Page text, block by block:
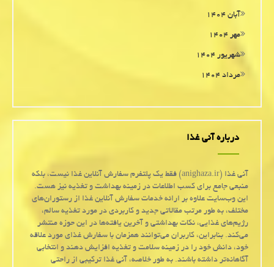
آبان ۱۴۰۴
مهر ۱۴۰۴
شهریور ۱۴۰۴
مرداد ۱۴۰۴
درباره آنی غذا
آنی غذا (anighaza.ir) فقط یک پلتفرم سفارش آنلاین غذا نیست، بلکه
منبعی جامع برای کسب اطلاعات در زمینه بهداشت و تغذیه نیز هست.
این وب‌سایت علاوه بر ارائه خدمات سفارش آنلاین غذا از رستوران‌های
مختلف، به طور مرتب مقالاتی جدید و کاربردی در مورد تغذیه سالم،
رژیم‌های غذایی، نکات بهداشتی و آخرین یافته‌ها در این حوزه منتشر
می‌کند. بنابراین، کاربران می‌توانند همزمان با سفارش غذای مورد علاقه
خود، دانش خود را در زمینه سلامت و تغذیه افزایش دهند و انتخابی
آگاهانه‌تر داشته باشند. به طور خلاصه، آنی غذا ترکیبی از راحتی